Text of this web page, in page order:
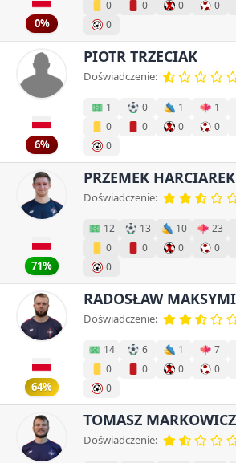
0%
0
0 0 0
0
6%
PIOTR TRZECIAK
Doświadczenie:
1 0 1 1
0
0 0 0
0
71%
PRZEMEK HARCIAREK
Doświadczenie:
12 13 10 23
0
0 0 0
0
64%
RADOSŁAW
Doświadczenie:
14 6 1 7
0
0 0 0
0
TOMASZ MARKOWICZ
Doświadczenie: